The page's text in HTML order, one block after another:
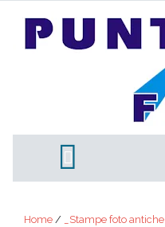
Home / _Stampe foto antiche